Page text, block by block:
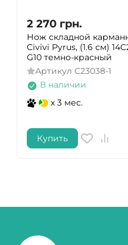
2 270 грн.
Нож складной
Civivi Pyrus, (1.6 см)
G10 темно-красный
Артикул C23038-1
В наличии
x 3 мес.
Купить